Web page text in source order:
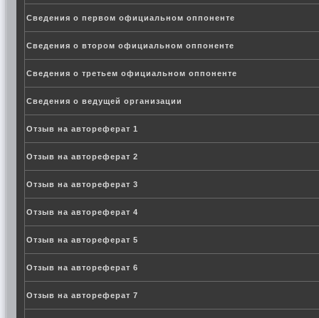
Сведения о первом официальном оппоненте
Сведения о втором официальном оппоненте
Сведения о третьем официальном оппоненте
Сведения о ведущей организации
Отзыв на автореферат 1
Отзыв на автореферат 2
Отзыв на автореферат 3
Отзыв на автореферат 4
Отзыв на автореферат 5
Отзыв на автореферат 6
Отзыв на автореферат 7